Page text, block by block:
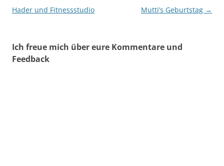
Hader und Fitnessstudio
Mutti’s Geburtstag →
Ich freue mich über eure Kommentare und
Feedback